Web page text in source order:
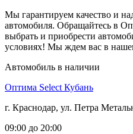
Мы гарантируем качество и
автомобиля. Обращайтесь в
выбрать и приобрести
условиях! Мы ждем вас в
Автомобиль в наличии
Оптима Select Кубань
г. Краснодар, ул. Петра
09:00 до 20:00